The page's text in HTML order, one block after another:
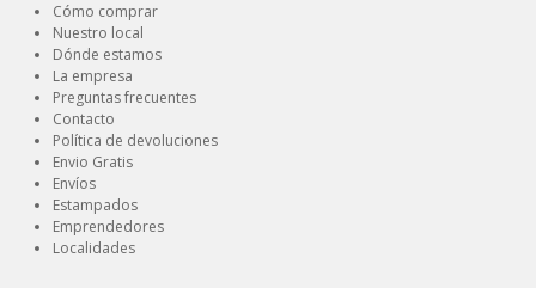
Cómo comprar
Nuestro local
Dónde estamos
La empresa
Preguntas frecuentes
Contacto
Política de devoluciones
Envio Gratis
Envíos
Estampados
Emprendedores
Localidades